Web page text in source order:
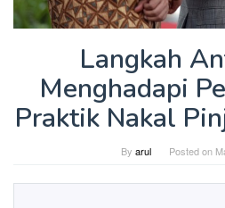
Langkah
Menghadapi
Praktik Nakal
By arul Posted on